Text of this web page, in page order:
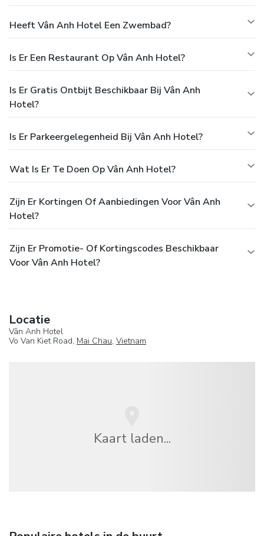
Heeft Vân Anh Hotel Een Zwembad?
Is Er Een Restaurant Op Vân Anh Hotel?
Is Er Gratis Ontbijt Beschikbaar Bij Vân Anh
Hotel?
Is Er Parkeergelegenheid Bij Vân Anh Hotel?
Wat Is Er Te Doen Op Vân Anh Hotel?
Zijn Er Kortingen Of Aanbiedingen Voor Vân Anh
Hotel?
Zijn Er Promotie- Of Kortingscodes Beschikbaar
Voor Vân Anh Hotel?
Locatie
Vân Anh Hotel
Vo Van Kiet Road, Mai Chau, Vietnam
Kaart laden...